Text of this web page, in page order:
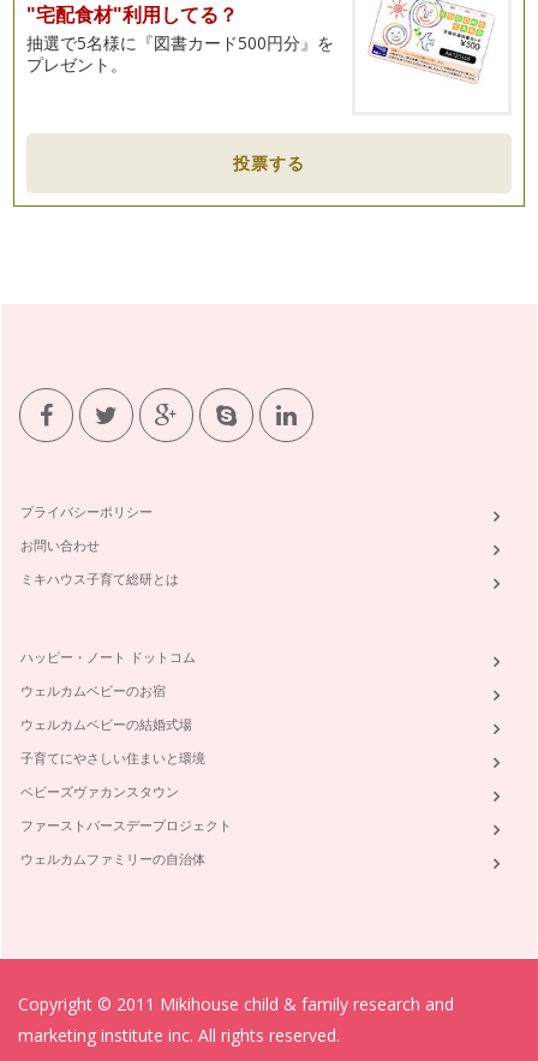
"宅配食材"利用してる？
抽選で5名様に『図書カード500円分』を
プレゼント。
投票する
プライバシーポリシー
お問い合わせ
ミキハウス子育て総研とは
ハッピー・ノート ドットコム
ウェルカムベビーのお宿
ウェルカムベビーの結婚式場
子育てにやさしい住まいと環境
ベビーズヴァカンスタウン
ファーストバースデープロジェクト
ウェルカムファミリーの自治体
Copyright © 2011 Mikihouse child & family research and
marketing institute inc. All rights reserved.